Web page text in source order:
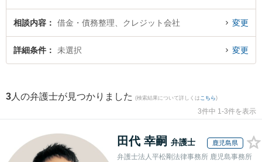
債務整理のトラブルを今すぐに弁護士に相談したい』『クレジット会社の債務
整理のトラブル解決の実績豊富な近くの弁護士を検索したい』『初回相談無料
でクレジット会社の債務整理を法律相談できる鹿屋市内の弁護士に相談予約し
相談内容 借金・債務整理、クレジット会社 変更
詳細条件 未選択 変更
3 人の弁護士が見つかりました (検索結果について詳しくは こちら)
3件中 1-3件を表示
田代 幸嗣 弁護士 鹿児島県
弁護士法人平松剛法律事務所 鹿児島事務所